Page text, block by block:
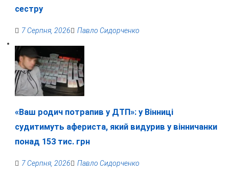
сестру
7 Серпня, 2026 Павло Сидорченко
«Ваш родич потрапив у ДТП»: у Вінниці
судитимуть афериста, який видурив у вінничанки
понад 153 тис. грн
7 Серпня, 2026 Павло Сидорченко